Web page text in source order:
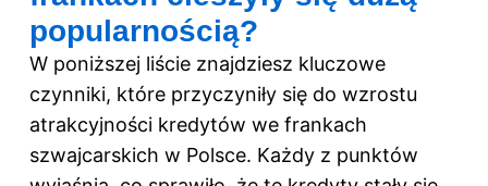
popularnością?
W poniższej liście znajdziesz kluczowe
czynniki, które przyczyniły się do wzrostu
atrakcyjności kredytów we frankach
szwajcarskich w Polsce. Każdy z punktów